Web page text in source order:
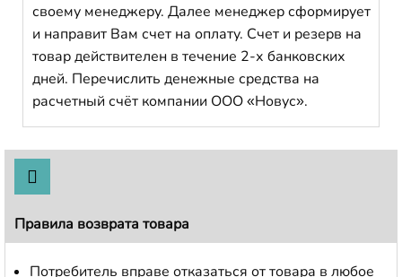
своему менеджеру. Далее менеджер сформирует
и направит Вам счет на оплату. Счет и резерв на
товар действителен в течение 2-х банковских
дней. Перечислить денежные средства на
расчетный счёт компании ООО «Новус».
Правила возврата товара
Потребитель вправе отказаться от товара в любое